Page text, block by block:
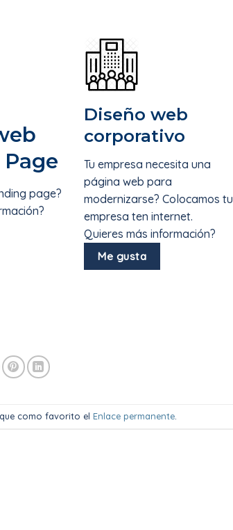
page?
Diseño web
corporativo
Tu empresa necesita una
página web para
modernizarse? Colocamos tu
empresa ten internet.
Quieres más información?
Me gusta
como favorito el Enlace permanente